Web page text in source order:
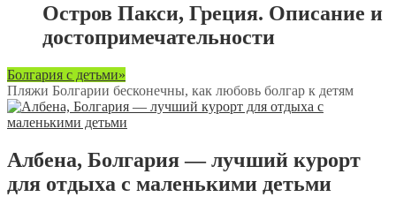
Остров Пакси, Греция. Описание и
достопримечательности
Болгария с детьми»
Пляжи Болгарии бесконечны, как любовь болгар к детям
Албена, Болгария — лучший курорт
для отдыха с маленькими детьми